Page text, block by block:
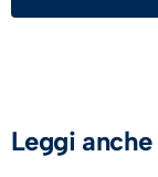
Leggi anche